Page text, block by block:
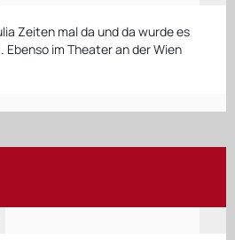
Zeiten mal da und da wurde es
im Theater an der Wien